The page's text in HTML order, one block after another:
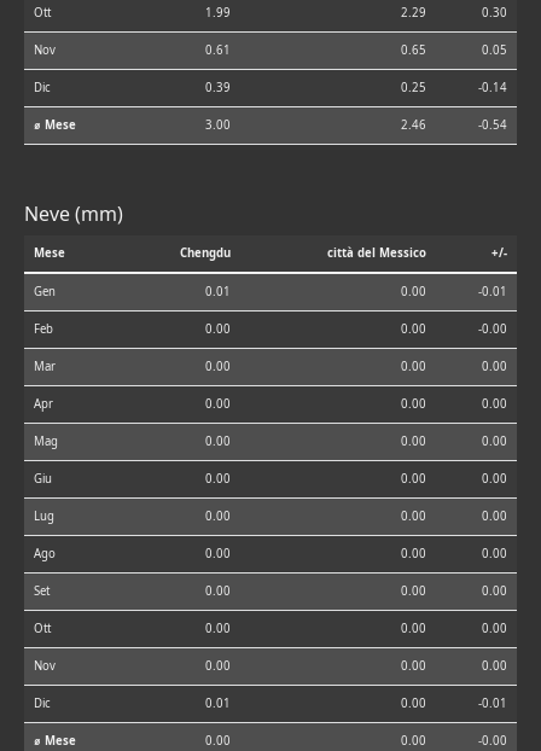
Ott 1.99 2.29 0.30
Nov 0.61 0.65 0.05
Dic 0.39 0.25 -0.14
⌀ Mese 3.00 2.46 -0.54
Neve (mm)
Mese Chengdu città del Messico +/-
Gen 0.01 0.00 -0.01
Feb 0.00 0.00 -0.00
Mar 0.00 0.00 0.00
Apr 0.00 0.00 0.00
Mag 0.00 0.00 0.00
Giu 0.00 0.00 0.00
Lug 0.00 0.00 0.00
Ago 0.00 0.00 0.00
Set 0.00 0.00 0.00
Ott 0.00 0.00 0.00
Nov 0.00 0.00 0.00
Dic 0.01 0.00 -0.01
⌀ Mese 0.00 0.00 -0.00